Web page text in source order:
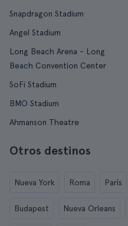
Snapdragon Stadium
Angel Stadium
Long Beach Arena - Long
Beach Convention Center
SoFi Stadium
BMO Stadium
Ahmanson Theatre
Otros destinos
Nueva York Roma París
Budapest Nueva Orleans